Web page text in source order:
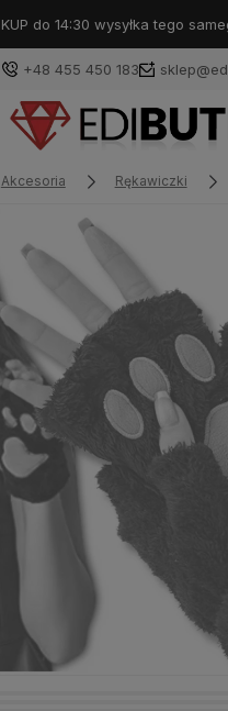
KUP do 14:30 wysyłka tego
+48 455 450 183
Akcesoria Rękawiczki